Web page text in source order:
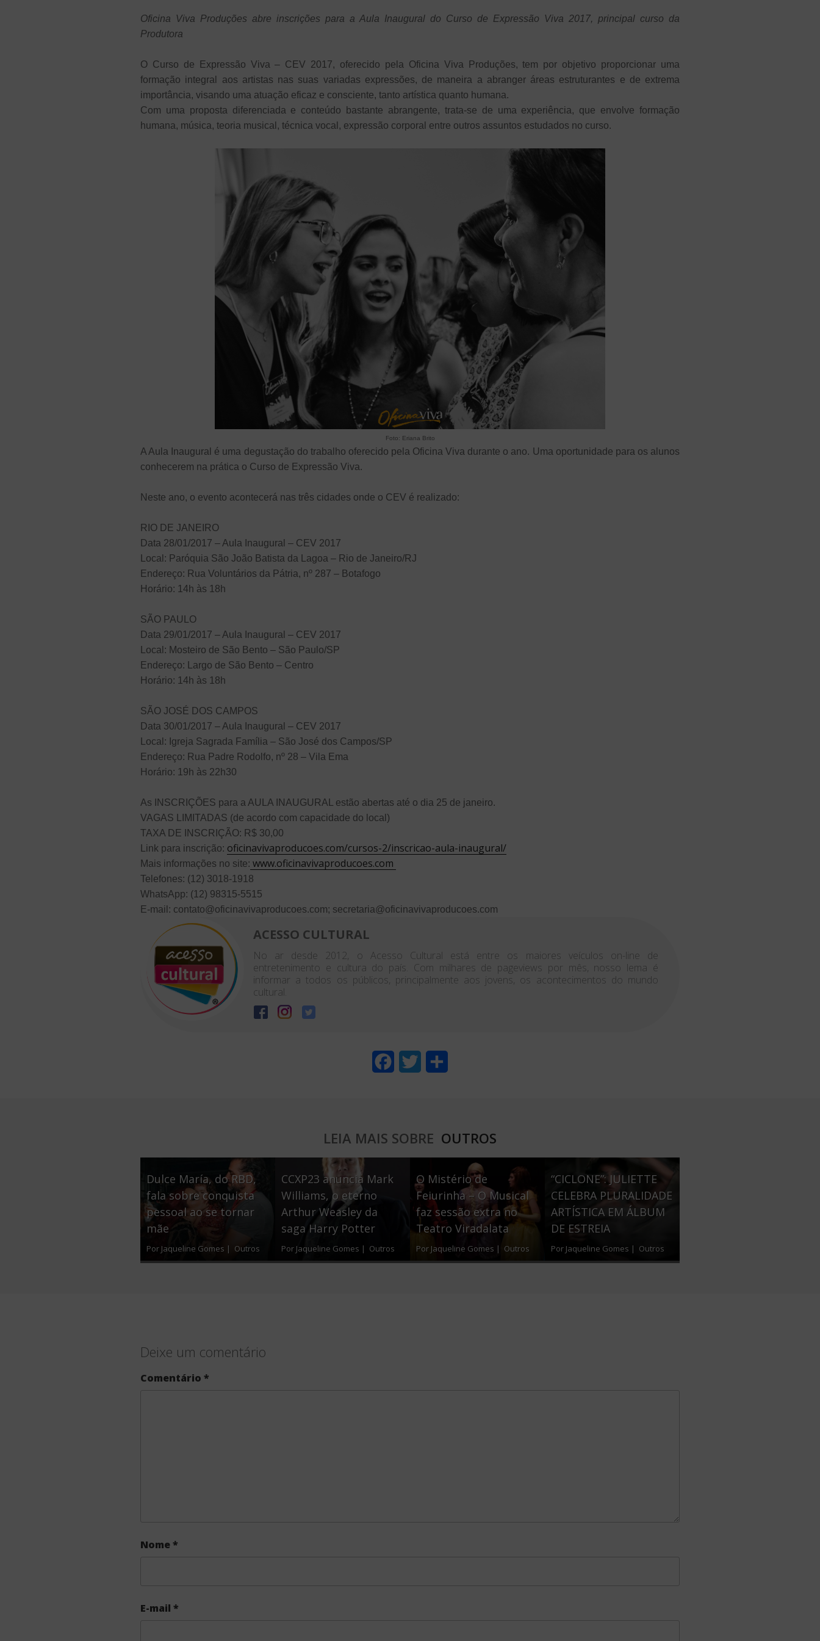
Oficina Viva Produções abre inscrições para a Aula Inaugural do Curso de Expressão Viva 2017, principal curso da
Produtora
O Curso de Expressão Viva – CEV 2017, oferecido pela Oficina Viva Produções, tem por objetivo proporcionar uma
formação integral aos artistas nas suas variadas expressões, de maneira a abranger áreas estruturantes e de extrema
importância, visando uma atuação eficaz e consciente, tanto artística quanto humana.
Com uma proposta diferenciada e conteúdo bastante abrangente, trata-se de uma experiência, que envolve formação
humana, música, teoria musical, técnica vocal, expressão corporal entre outros assuntos estudados no curso.
Foto: Eriana Brito
A Aula Inaugural é uma degustação do trabalho oferecido pela Oficina Viva durante o ano. Uma oportunidade para os alunos
conhecerem na prática o Curso de Expressão Viva.
Neste ano, o evento acontecerá nas três cidades onde o CEV é realizado:
RIO DE JANEIRO
Data 28/01/2017 – Aula Inaugural – CEV 2017
Local: Paróquia São João Batista da Lagoa – Rio de Janeiro/RJ
Endereço: Rua Voluntários da Pátria, nº 287 – Botafogo
Horário: 14h às 18h
SÃO PAULO
Data 29/01/2017 – Aula Inaugural – CEV 2017
Local: Mosteiro de São Bento – São Paulo/SP
Endereço: Largo de São Bento – Centro
Horário: 14h às 18h
SÃO JOSÉ DOS CAMPOS
Data 30/01/2017 – Aula Inaugural – CEV 2017
Local: Igreja Sagrada Família – São José dos Campos/SP
Endereço: Rua Padre Rodolfo, nº 28 – Vila Ema
Horário: 19h às 22h30
As INSCRIÇÕES para a AULA INAUGURAL estão abertas até o dia 25 de janeiro.
VAGAS LIMITADAS (de acordo com capacidade do local)
TAXA DE INSCRIÇÃO: R$ 30,00
Link para inscrição: oficinavivaproducoes.com/cursos-2/inscricao-aula-inaugural/
Mais informações no site: www.oficinavivaproducoes.com
Telefones: (12) 3018-1918
WhatsApp: (12) 98315-5515
E-mail: contato@oficinavivaproducoes.com; secretaria@oficinavivaproducoes.com
ACESSO CULTURAL
No ar desde 2012, o Acesso Cultural está entre os maiores veículos on-line de
entretenimento e cultura do país. Com milhares de pageviews por mês, nosso lema é
informar a todos os públicos, principalmente aos jovens, os acontecimentos do mundo
cultural.
e
r
LEIA MAIS SOBRE OUTROS
Dulce María, do RBD,
fala sobre conquista
pessoal ao se tornar
mãe
Por Jaqueline Gomes | Outros
CCXP23 anuncia Mark
Williams, o eterno
Arthur Weasley da
saga Harry Potter
Por Jaqueline Gomes | Outros
O Mistério de
Feiurinha – O Musical
faz sessão extra no
Teatro Viradalata
Por Jaqueline Gomes | Outros
“CICLONE”: JULIETTE
CELEBRA PLURALIDADE
ARTÍSTICA EM ÁLBUM
DE ESTREIA
Por Jaqueline Gomes | Outros
Deixe um comentário
Comentário *
Nome*
E-mail *